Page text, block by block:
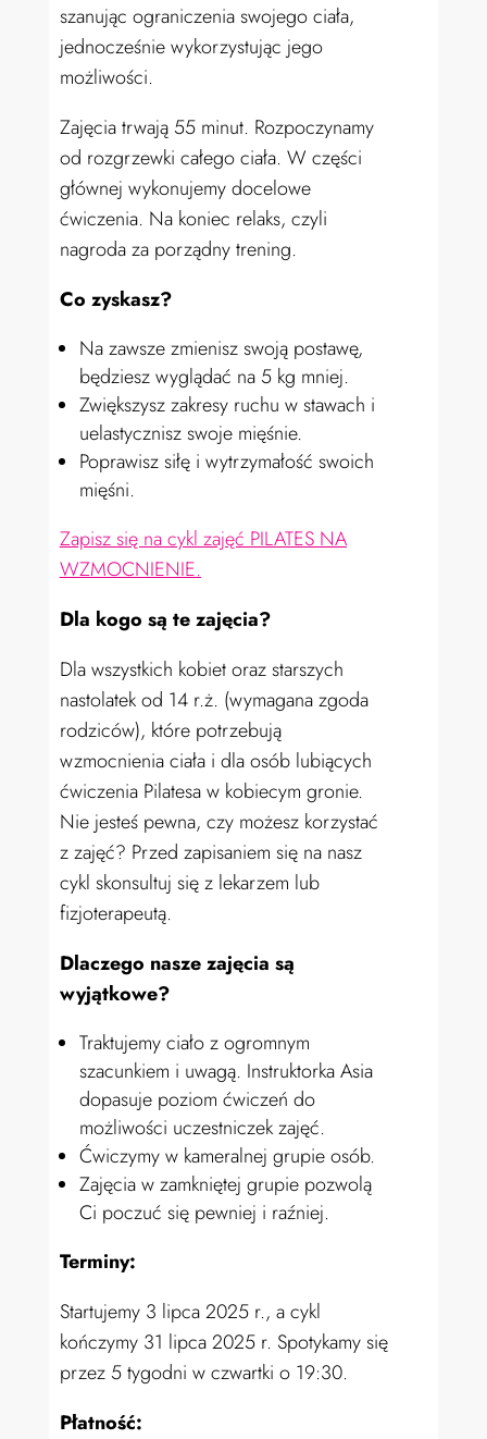
szanując ograniczenia swojego ciała,
jednocześnie wykorzystując jego
możliwości.
Zajęcia trwają 55 minut. Rozpoczynamy
od rozgrzewki całego ciała. W części
głównej wykonujemy docelowe
ćwiczenia. Na koniec relaks, czyli
nagroda za porządny trening.
Co zyskasz?
Na zawsze zmienisz swoją postawę,
będziesz wyglądać na 5 kg mniej.
Zwiększysz zakresy ruchu w stawach i
uelastycznisz swoje mięśnie.
Poprawisz siłę i wytrzymałość swoich
mięśni.
Zapisz się na cykl zajęć PILATES NA
WZMOCNIENIE.
Dla kogo są te zajęcia?
Dla wszystkich kobietoraz starszych
nastolatek od 14 r.ż. (wymagana zgoda
rodziców), które potrzebują
wzmocnienia ciała i dla osób lubiących
ćwiczenia Pilatesa w kobiecym gronie.
Nie jesteś pewna, czy możesz korzystać
z zajęć? Przed zapisaniem się na nasz
cykl skonsultuj się z lekarzem lub
fizjoterapeutą.
Dlaczego nasze zajęcia są
wyjątkowe?
Traktujemy ciało z ogromnym
szacunkiem i uwagą. Instruktorka Asia
dopasuje poziom ćwiczeń do
możliwości uczestniczek zajęć.
Ćwiczymy w kameralnej grupie osób.
Zajęcia w zamkniętej grupie pozwolą
Ci poczuć się pewniej i raźniej.
Terminy:
Startujemy 3 lipca 2025 r., a cykl
kończymy 31 lipca 2025 r. Spotykamy się
przez 5 tygodni w czwartki o19:30.
Płatność: